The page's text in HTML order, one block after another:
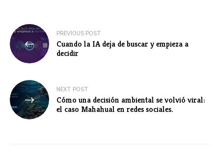
Navegación
de
entradas
PREVIOUS POST
Cuando la IA deja de buscar y empieza a
decidir
NEXT POST
Cómo una decisión ambiental se volvió viral:
el caso Mahahual en redes sociales.